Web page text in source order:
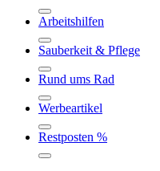
Arbeitshilfen
Sauberkeit & Pflege
Rund ums Rad
Werbeartikel
Restposten %